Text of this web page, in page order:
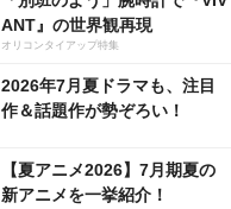
ANT』の世界観再現
オリコンタイアップ特集
2026年7月夏ドラマも、注目
作＆話題作が勢ぞろい！
【夏アニメ2026】7月期夏の
新アニメを一挙紹介！